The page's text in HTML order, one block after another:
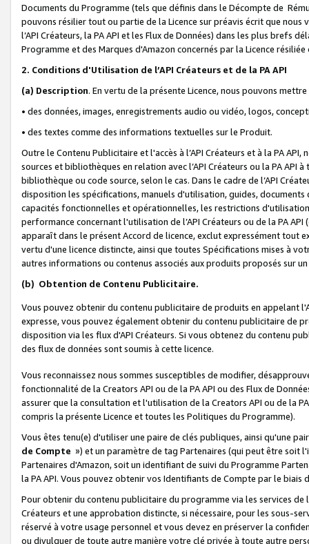
Documents du Programme (tels que définis dans le Décompte de
pouvons résilier tout ou partie de la Licence sur préavis écrit que
l’API Créateurs, la PA API et les Flux de Données) dans les plus
Programme et des Marques d'Amazon concernés par la Licence
2. Conditions d'Utilisation de l’API Créateurs et de la PA API
(a) Description. En vertu de la présente Licence, nous pouvons
• des données, images, enregistrements audio ou vidéo, logos,
• des textes comme des informations textuelles sur le Produit.
Outre le Contenu Publicitaire et l'accès à l’API Créateurs et à la PA
sources et bibliothèques en relation avec l’API Créateurs ou la PA
bibliothèque ou code source, selon le cas. Dans le cadre de l’API
disposition les spécifications, manuels d'utilisation, guides,
capacités fonctionnelles et opérationnelles, les restrictions
performance concernant l'utilisation de l’API Créateurs ou de la PA
apparaît dans le présent Accord de licence, exclut expressément tout
vertu d'une licence distincte, ainsi que toutes Spécifications mises à
autres informations ou contenus associés aux produits proposés sur
(b) Obtention de Contenu Publicitaire.
Vous pouvez obtenir du contenu publicitaire de produits en appelant
expresse, vous pouvez également obtenir du contenu publicitaire de
disposition via les flux d'API Créateurs. Si vous obtenez du contenu
des flux de données sont soumis à cette licence.
Vous reconnaissez nous sommes susceptibles de modifier,
fonctionnalité de la Creators API ou de la PA API ou des Flux de
assurer que la consultation et l'utilisation de la Creators API ou de la
compris la présente Licence et toutes les Politiques du Programme).
Vous êtes tenu(e) d'utiliser une paire de clés publiques, ainsi qu'une
de Compte ») et un paramètre de tag Partenaires (qui peut être soit
Partenaires d'Amazon, soit un identifiant de suivi du Programme
la PA API. Vous pouvez obtenir vos Identifiants de Compte par le biais
Pour obtenir du contenu publicitaire du programme via les services
Créateurs et une approbation distincte, si nécessaire, pour les sous-
réservé à votre usage personnel et vous devez en préserver la
ou divulguer de toute autre manière votre clé privée à toute autre